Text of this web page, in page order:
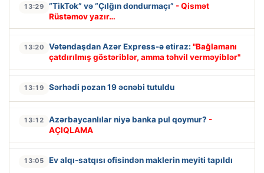
13:29 “TikTok” və “Çılğın dondurmaçı” - Qismət
Rüstəmov yazır…
13:20 Vətəndaşdan Azər Express-ə etiraz: "Bağlamanı
çatdırılmış göstəriblər, amma təhvil verməyiblər"
13:19 Sərhədi pozan 19 əcnəbi tutuldu
13:12 Azərbaycanlılar niyə banka pul qoymur? -
AÇIQLAMA
13:05 Ev alqı-satqısı ofisindən maklerin meyiti tapıldı